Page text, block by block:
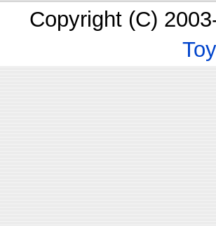
Copyright (C)